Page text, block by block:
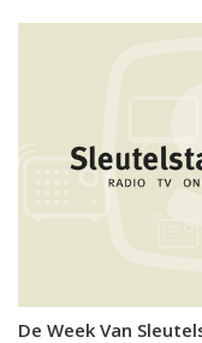
De Week Van